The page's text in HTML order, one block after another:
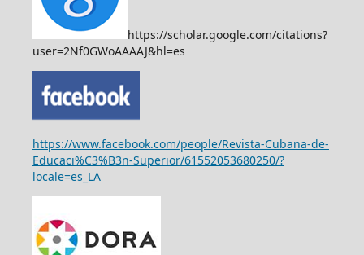
https://scholar.google.com/citations?
user=2Nf0GWoAAAAJ&hl=es
https://www.facebook.com/people/Revista-Cubana-de-
Educaci%C3%B3n-Superior/61552053680250/?
locale=es_LA